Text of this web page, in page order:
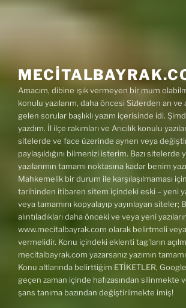
Amacım, dibine ışık vermeyen bir mum
konulu yazılarım, daha öncesi Sizlerden arı ve
gelen sorular başlıklı yazım içerisinde idi.
yazdım. İl ilçe rakımları ve Arıcılık konulu
sitelerde ve face üzerinde aynen veya
paylaşıldığını bilmenizi isterim. Bazı sitelerde
yazılarımın tamamı noktasına kadar benim
Mahkemelik bir durum ile karşılaşılmaması
tarihinden itibaren sitem içindeki eski – yeni
veya tamamını kopyalayıp yayınlayan siteler;
alıntıladıkları daha önceki ve veya yeni
www.mecitalbayrak.com olarak belirtmeli veya
vermelidir. Konu içindeki eklenti tag'ların
mecitalbayrak.com yazarsanız yazımın
Konu altlarında belirttiğim ETİKETLER,
geçen zaman içinde hafızasından silinmekte
şans tanıma bazından değiştirilmekte imiş!